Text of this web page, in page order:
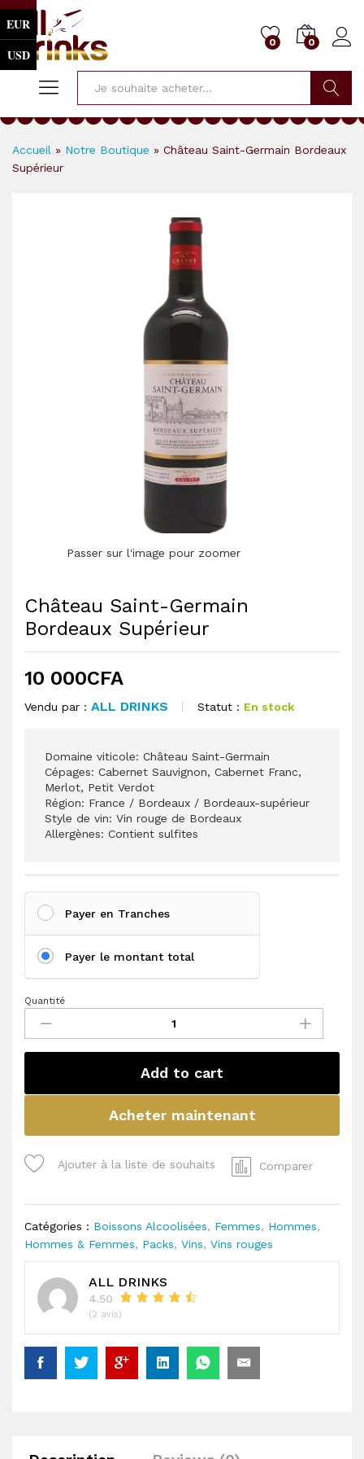
0 0
Chercher
Accueil » Notre Boutique » Château Saint-Germain Bordeaux
Supérieur
Passer sur l'image pour zoomer
Château Saint-Germain
Bordeaux Supérieur
10 000CFA
Vendu par : ALL DRINKS Statut : En stock
Domaine viticole: Château Saint-Germain
Cépages: Cabernet Sauvignon, Cabernet Franc,
Merlot, Petit Verdot
Région: France / Bordeaux / Bordeaux-supérieur
Style de vin: Vin rouge de Bordeaux
Allergènes: Contient sulfites
Payer en Tranches
Payer le montant total
Château
Saint-
Germain
Bordeaux
quantité(s)
Quantité
Add to cart
Acheter maintenant
Ajouter à la liste de souhaits Comparer
Catégories : Boissons Alcoolisées, Femmes, Hommes,
Hommes & Femmes, Packs, Vins, Vins rouges
ALL DRINKS
4.50
(2 avis)
EUR
USD